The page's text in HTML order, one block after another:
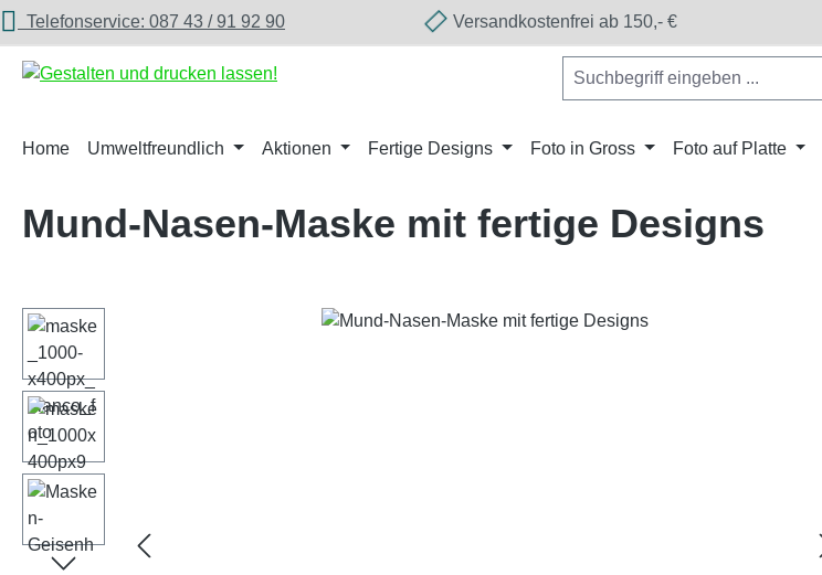
Hauptinhalt springen
Zur Suche springen
Zur Hauptnavigation springen
Telefonservice: 087 43 / 91 92 90 Versandkostenfrei ab 150,- €
Home Umweltfreundlich Aktionen Fertige Designs Foto in Gross Foto auf Platte
Mund-Nasen-Maske mit fertige Designs
Bildergalerie überspringen